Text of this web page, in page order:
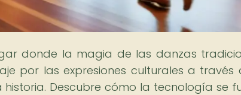
donde la magia de las danzas
por las expresiones culturales a través
Descubre cómo la tecnología se